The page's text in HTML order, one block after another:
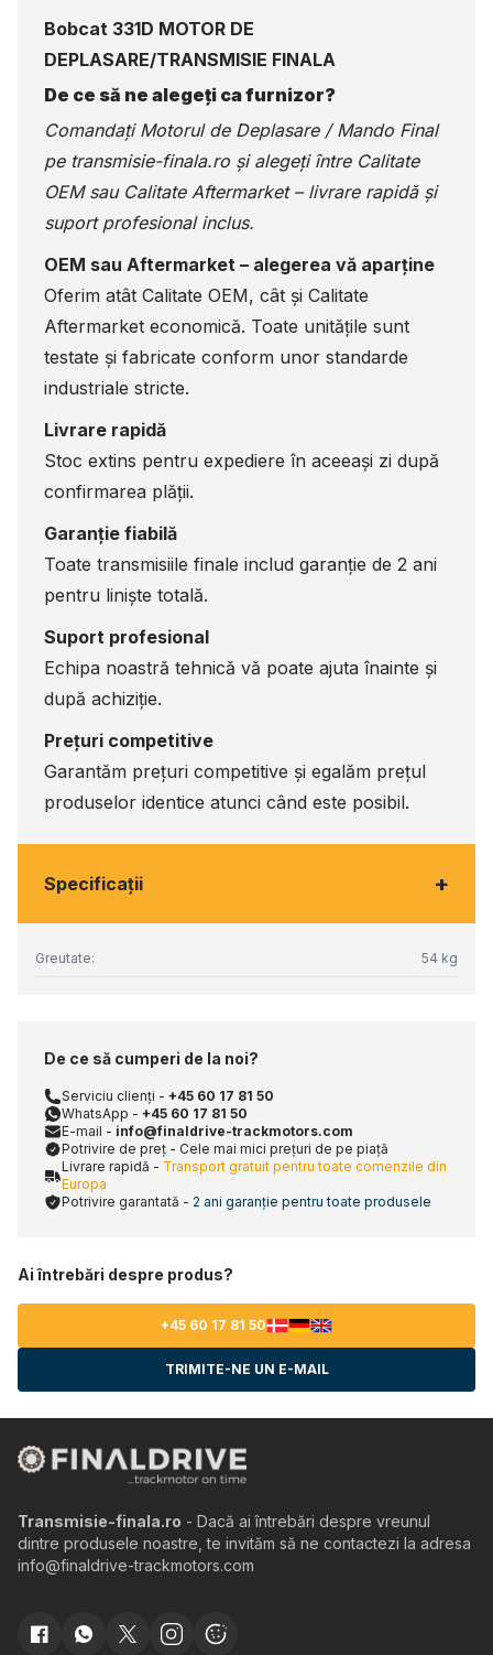
Bobcat 331D MOTOR DE
DEPLASARE/TRANSMISIE FINALA
De ce să ne alegeți ca furnizor?
Comandați Motorul de Deplasare / Mando Final
pe transmisie-finala.ro și alegeți între Calitate
OEM sau Calitate Aftermarket – livrare rapidă și
suport profesional inclus.
OEM sau Aftermarket – alegerea vă aparține
Oferim atât Calitate OEM, cât și Calitate
Aftermarket economică. Toate unitățile sunt
testate și fabricate conform unor standarde
industriale stricte.
Livrare rapidă
Stoc extins pentru expediere în aceeași zi după
confirmarea plății.
Garanție fiabilă
Toate transmisiile finale includ garanție de 2 ani
pentru liniște totală.
Suport profesional
Echipa noastră tehnică vă poate ajuta înainte și
după achiziție.
Prețuri competitive
Garantăm prețuri competitive și egalăm prețul
produselor identice atunci când este posibil.
Specificaţii +
Greutate: 54 kg
De ce să cumperi de la noi?
Serviciu clienți - +45 60 17 81 50
WhatsApp - +45 60 17 81 50
E-mail - info@finaldrive-trackmotors.com
Potrivire de preț - Cele mai mici prețuri de pe piață
Livrare rapidă - Transport gratuit pentru toate comenzile din
Europa
Potrivire garantată - 2 ani garanție pentru toate produsele
Ai întrebări despre produs?
+45 60 17 81 50
TRIMITE-NE UN E-MAIL
Transmisie-finala.ro - Dacă ai întrebări despre vreunul
dintre produsele noastre, te invităm să ne contactezi la adresa
info@finaldrive-trackmotors.com